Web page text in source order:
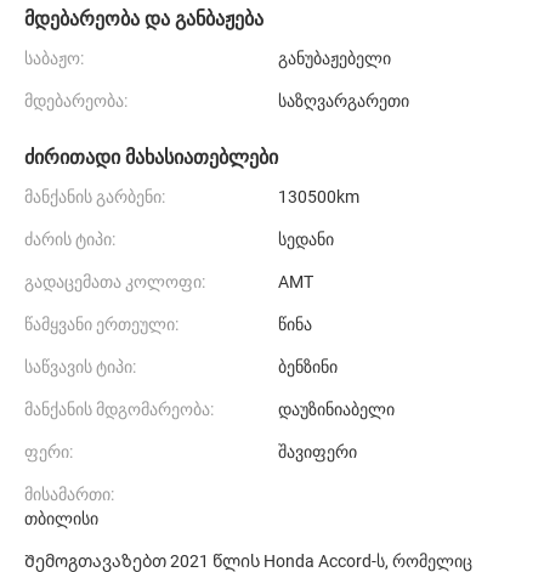
მდებარეობა და განბაჟება
საბაჟო: განუბაჟებელი
მდებარეობა: საზღვარგარეთი
ძირითადი მახასიათებლები
მანქანის გარბენი: 130500km
ძარის ტიპი: სედანი
გადაცემათა კოლოფი: AMT
წამყვანი ერთეული: წინა
საწვავის ტიპი: ბენზინი
მანქანის მდგომარეობა: დაუზინიაბელი
ფერი: შავიფერი
მისამართი:
თბილისი
Შემოგთავაზებთ 2021 წლის Honda Accord-ს, რომელიც